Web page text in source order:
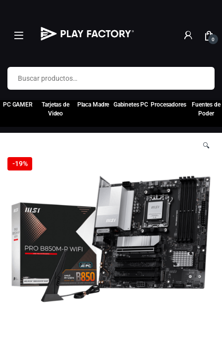
0
Buscar por:
PC GAMER
Tarjetas de
Video
Placa Madre Gabinetes PC Procesadores
Fuentes de
Poder
-19%
🔍